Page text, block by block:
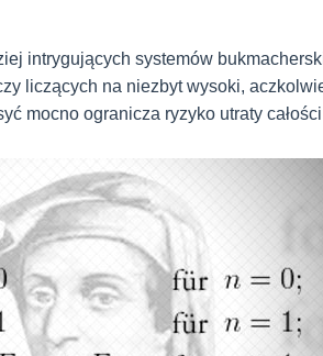
intrygujących systemów
liczących na niezbyt wysoki,
mocno ogranicza ryzyko utraty